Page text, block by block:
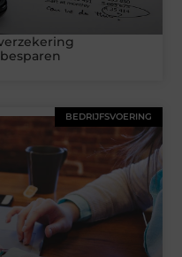
BEDRIJFSVOERING